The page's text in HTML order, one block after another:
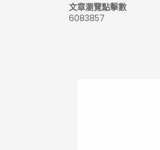
文章瀏覽點擊數
6083857